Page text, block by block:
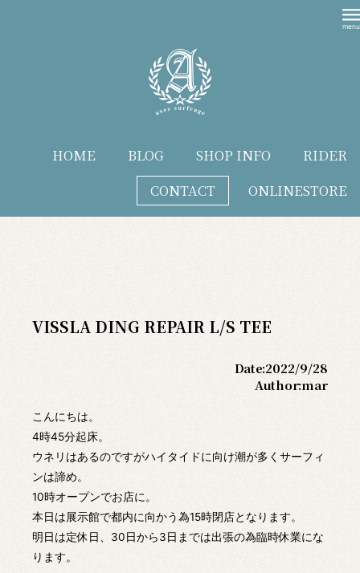
HOME BLOG SHOP INFO
RIDER
CONTACT
ONLINESTORE
VISSLA DING REPAIR L/S TEE
Date:2022/9/28
Author:mar
こんにちは。
4時45分起床。
ウネリはあるのですがハイタイドに向け潮が多くサーフィ
ンは諦め。
10時オープンでお店に。
本日は展示館で都内に向かう為15時閉店となります。
明日は定休日、30日から3日までは出張の為臨時休業にな
ります。